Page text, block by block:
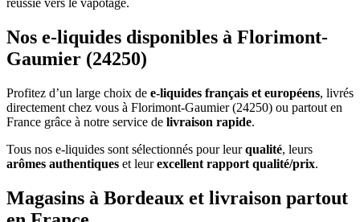
réussie vers le vapotage.
Nos e-liquides disponibles à Florimont-
Gaumier (24250)
Profitez d’un large choix de e-liquides français et européens, livrés
directement chez vous à Florimont-Gaumier (24250) ou partout en
France grâce à notre service de livraison rapide.
Tous nos e-liquides sont sélectionnés pour leurqualité, leurs
arômes authentiques et leurexcellent rapport qualité/prix.
Magasins à Bordeaux et livraison partout